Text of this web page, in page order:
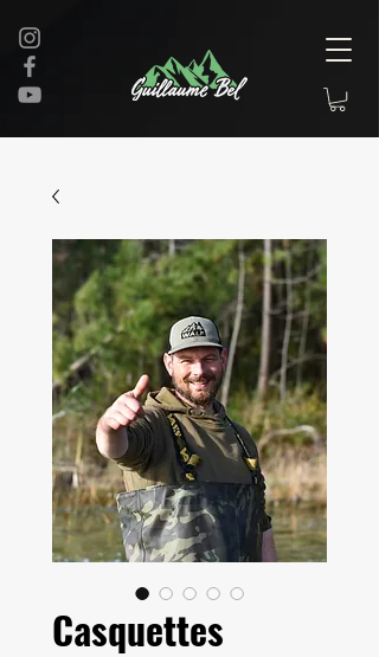
Casquettes